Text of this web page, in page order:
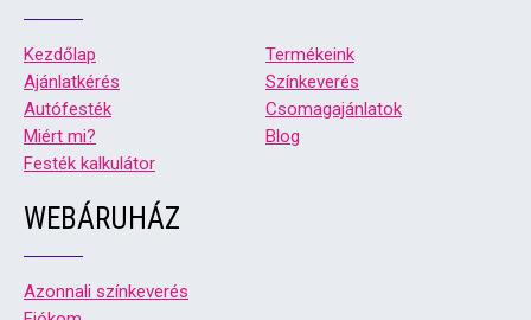
Kezdőlap
Termékeink
Ajánlatkérés
Színkeverés
Autófesték
Csomagajánlatok
Miért mi?
Blog
Festék kalkulátor
WEBÁRUHÁZ
Azonnali színkeverés